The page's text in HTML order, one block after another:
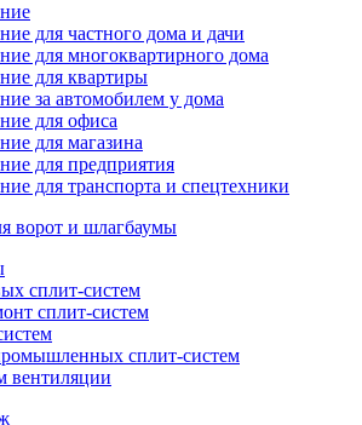
для частного дома и дачи
для многоквартирного дома
для квартиры
за автомобилем у дома
для офиса
для магазина
для предприятия
для транспорта и спецтехники
ворот и шлагбаумы
сплит-систем
сплит-систем
сплит-систем
вентиляции